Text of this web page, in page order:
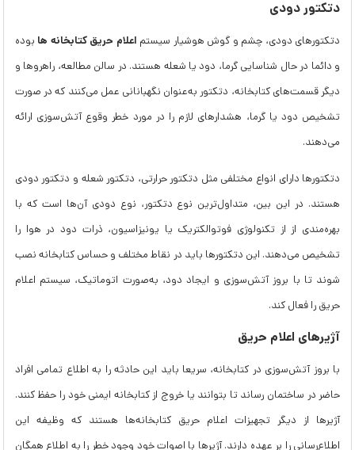
دتکتور دودی
دتکتور‌های دودی، چشم و گوش هوشیار سیستم اعلام حریق کتابخانه ها بوده
و دائما در حال شناسایی گرما، دود یا شعله هستند. در سالن مطالعه، راهروها و
دیگر قسمت‌های کتابخانه، دتکتور به‌عنوان نگهبانانی عمل می‌کنند که در صورت
تشخیص دود یا گرما، هشدارهای لازم را در مورد خطر وقوع آتش‌سوزی ارائه
می‌دهند.
دتکتورها دارای انواع مختلفی مثل دتکتور حرارتی، دتکتور شعله و دتکتور دودی
هستند. در این بین، متداول‌ترین نوع دتکتور، نوع دودی آن‌ها است که با
بهره‌مندی از از تکنولوژی فوتوالکتریک یا یونیزاسیون، ذرات دود در هوا را
تشخیص می‌دهند. این دتکتورها باید در نقاط مختلف و حساس کتابخانه نصب
شوند تا با بروز آتش‌سوزی و ایجاد دود، به‌صورت اتوماتیک، سیستم اعلام
حریق را فعال کند.
آژیرهای اعلام حریق
با بروز آتش‌سوزی در کتابخانه، سریعا باید این حادثه را به اطلاع تمامی افراد
حاضر در ساختمان رساند تا بتوانند یا خروج از کتابخانه ایمنی خود را حفظ کنند.
آژیرها از دیگر تجهیزات اعلام حریق کتابخانه‌ها هستند که وظیفه این
اطلاع‌رسانی را بر عهده دارند. آژیرها با اصوات خود وجود خطر را به اطلاع همگان